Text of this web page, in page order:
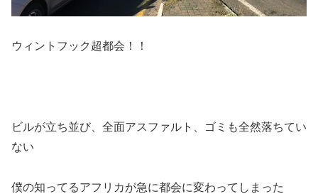
ウィントフック超都会！！
ビルが立ち並び、全面アスファルト、ゴミも全然落ちてい
ない
僕の知ってるアフリカが急に都会に変わってしまった